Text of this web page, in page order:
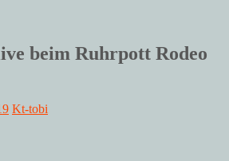
beim Ruhrpott Rodeo
Kt-tobi